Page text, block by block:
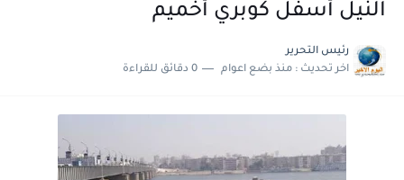
النيل أسفل كوبري أخميم
رئيس التحرير
اخر تحديث : منذ بضع اعوام 0 دقائق للقراءة